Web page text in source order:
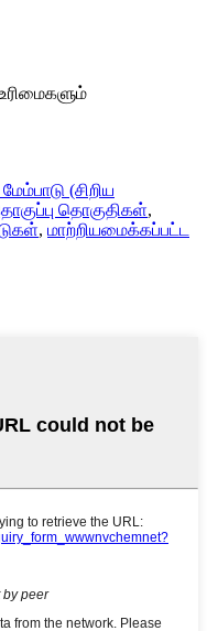
(சிறிய
தொகுதிகள்,
, மாற்றியமைக்கப்பட்ட